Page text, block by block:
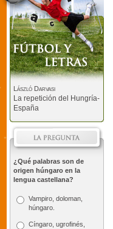
László Darvasi
La repetición del Hungría-
España
¿Qué palabras son de
origen húngaro en la
lengua castellana?
Vampiro, doloman,
húngaro.
Cíngaro, ugrofinés,